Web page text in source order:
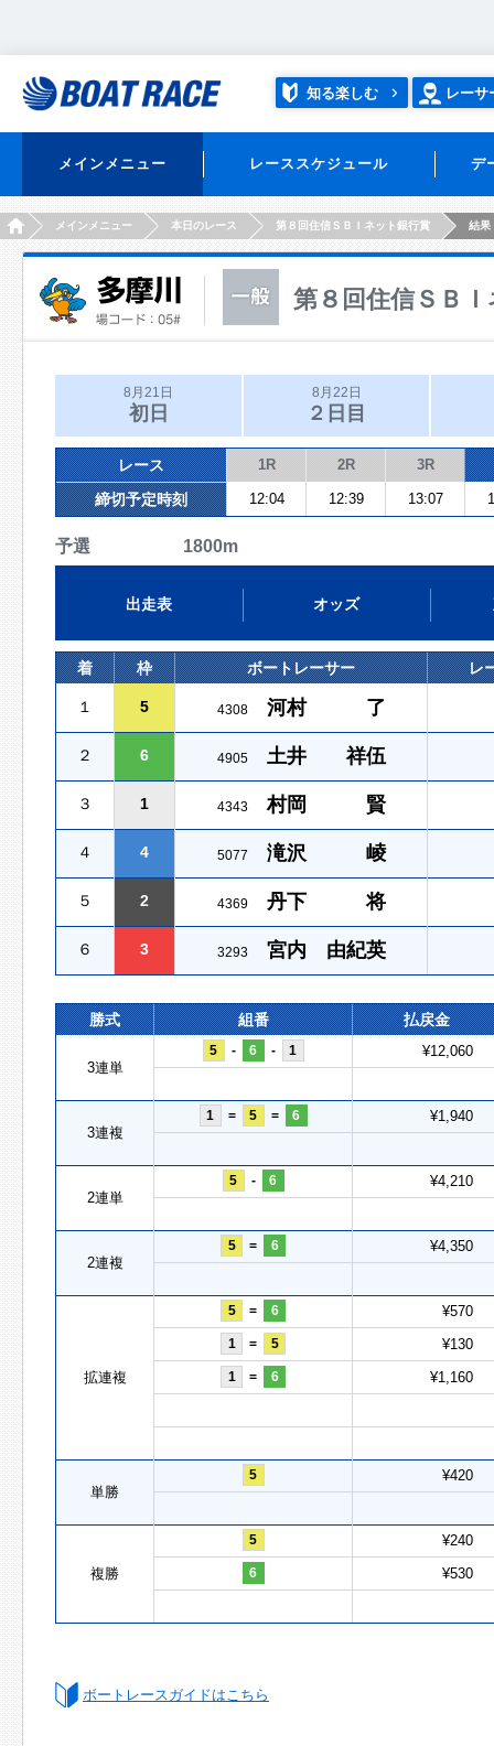
知る楽しむ レーサ
メインメニュー レーススケジュール デ
HOMEメインメニュー 本日のレース 第８回住信ＳＢＩネット銀行賞 結果
第８回住信ＳＢ
8月21日
初日
8月22日
２日目
レース 1R 2R 3R
締切予定時刻 12:04 12:39 13:07
予選 1800m
出走表 オッズ
着 枠 ボートレーサー レ
１ 5 4308 河村 了
２ 6 4905 土井 祥伍
３ 1 4343 村岡 賢
４ 4 5077 滝沢 崚
５ 2 4369 丹下 将
６ 3 3293 宮内 由紀英
勝式 組番 払戻金
3連単
5 - 6 - 1 ¥12,060
3連複
1 = 5 = 6 ¥1,940
2連単
5 - 6 ¥4,210
2連複
5 = 6 ¥4,350
拡連複
5 = 6 ¥570
1 = 5 ¥130
1 = 6 ¥1,160
単勝
5 ¥420
複勝
5 ¥240
6 ¥530
ボートレースガイドはこちら